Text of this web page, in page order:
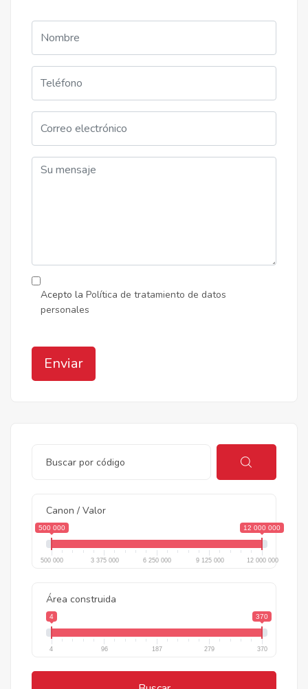
Acepto la Política de tratamiento de datos
personales
Enviar
Canon / Valor
500 000 12 000 000
500 000 3 375 000 6 250 000 9 125 000 12 000 000
Área construida
4 370
4 96 187 279 370